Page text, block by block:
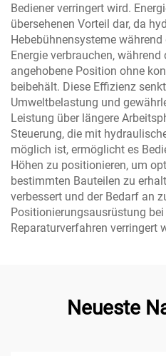
Bediener verringert wird.
übersehenen Vorteil dar, da
Hebebühnensysteme
Energie verbrauchen,
angehobene Position ohne
beibehält. Diese Effizienz
Umweltbelastung und
Leistung über längere
Steuerung, die mit
möglich ist, ermöglicht es
Höhen zu positionieren, um
bestimmten Bauteilen zu
verbessert und der Bedarf an
Positionierungsausrüstung
Reparaturverfahren verringert
Neueste